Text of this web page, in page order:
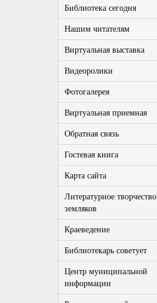
Библиотека сегодня
Нашим читателям
Виртуальная выставка
Видеоролики
Фотогалерея
Виртуальная приемная
Обратная связь
Гостевая книга
Карта сайта
Литературное творчество
земляков
Краеведение
Библиотекарь советует
Центр муниципальной
информации